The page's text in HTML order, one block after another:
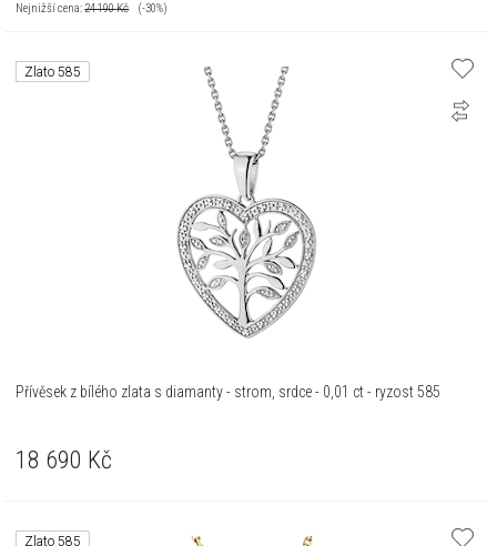
Nejnižší cena:24 190Kč (-30%)
Zlato 585
Přívěsek z bílého zlata s diamanty - strom, srdce - 0,01 ct - ryzost 585
18 690 Kč
Zlato 585